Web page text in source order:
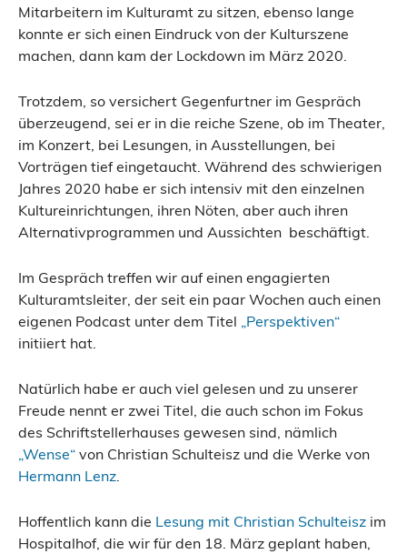
Mitarbeitern im Kulturamt zu sitzen, ebenso lange
konnte er sich einen Eindruck von der Kulturszene
machen, dann kam der Lockdown im März 2020.
Trotzdem, so versichert Gegenfurtner im Gespräch
überzeugend, sei er in die reiche Szene, ob im Theater,
im Konzert, bei Lesungen, in Ausstellungen, bei
Vorträgen tief eingetaucht. Während des schwierigen
Jahres 2020 habe er sich intensiv mit den einzelnen
Kultureinrichtungen, ihren Nöten, aber auch ihren
Alternativprogrammen und Aussichten beschäftigt.
Im Gespräch treffen wir auf einen engagierten
Kulturamtsleiter, der seit ein paar Wochen auch einen
eigenen Podcast unter dem Titel „Perspektiven“
initiiert hat.
Natürlich habe er auch viel gelesen und zu unserer
Freude nennt er zwei Titel, die auch schon im Fokus
des Schriftstellerhauses gewesen sind, nämlich
„Wense“ von Christian Schulteisz und die Werke von
Hermann Lenz
Hoffentlich kann die Lesung mit Christian Schulteisz im
Hospitalhof, die wir für den 18. März geplant haben,